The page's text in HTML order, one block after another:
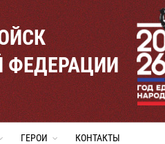
ФЕДЕРАЦИИ
ГЕРОИ КОНТАКТЫ